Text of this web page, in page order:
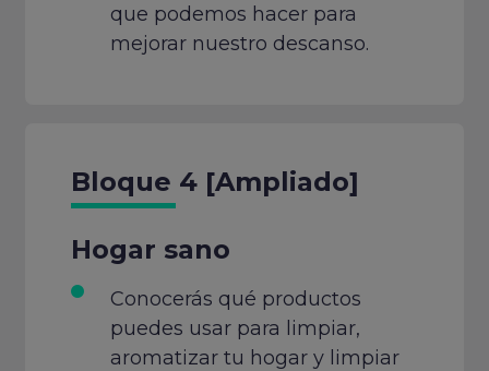
que podemos hacer para
mejorar nuestro descanso.
Bloque 4 [Ampliado]
Hogar sano
Conocerás qué productos
puedes usar para limpiar,
aromatizar tu hogar y limpiar